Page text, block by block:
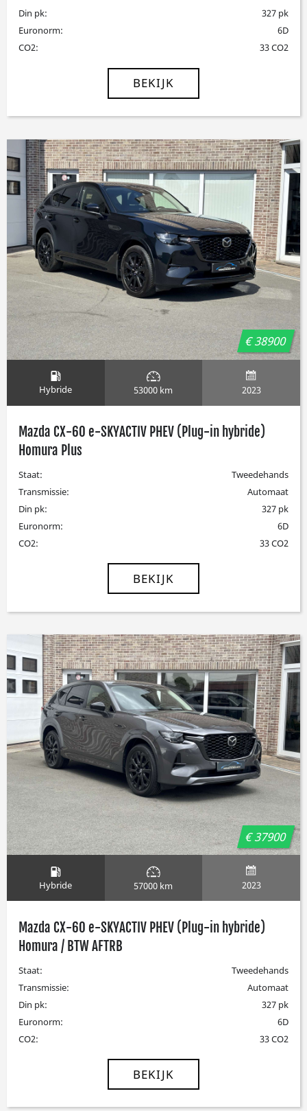
Din pk:
327 pk
Euronorm:
6D
CO2:
33 CO2
BEKIJK
€ 38900
Hybride 53000 km 2023
Mazda CX-60 e-SKYACTIV PHEV (Plug-in hybride)
Homura Plus
Staat:
Tweedehands
Transmissie:
Automaat
Din pk:
327 pk
Euronorm:
6D
CO2:
33 CO2
BEKIJK
€ 37900
Hybride 57000 km 2023
Mazda CX-60 e-SKYACTIV PHEV (Plug-in hybride)
Homura / BTW AFTRB
Staat:
Tweedehands
Transmissie:
Automaat
Din pk:
327 pk
Euronorm:
6D
CO2:
33 CO2
BEKIJK